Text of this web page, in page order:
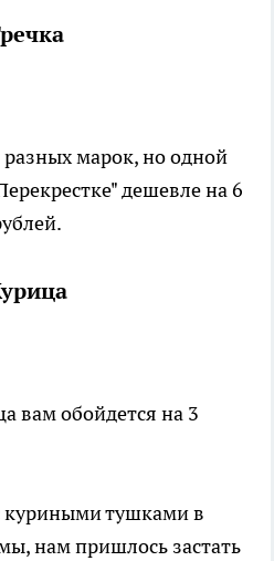
марок, но одной
дешевле на 6
вам обойдется на 3
куриными тушками в
нам пришлось застать